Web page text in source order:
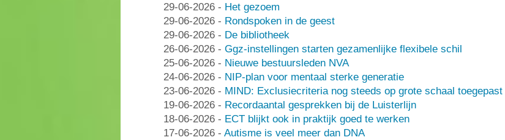
29-06-2026 - Het gezoem
29-06-2026 - Rondspoken in de geest
29-06-2026 - De bibliotheek
26-06-2026 - Ggz-instellingen starten gezamenlijke flexibele schil
25-06-2026 - Nieuwe bestuursleden NVA
24-06-2026 - NIP-plan voor mentaal sterke generatie
23-06-2026 - MIND: Exclusiecriteria nog steeds op grote schaal toegepast
19-06-2026 - Recordaantal gesprekken bij de Luisterlijn
18-06-2026 - ECT blijkt ook in praktijk goed te werken
17-06-2026 - Autisme is veel meer dan DNA